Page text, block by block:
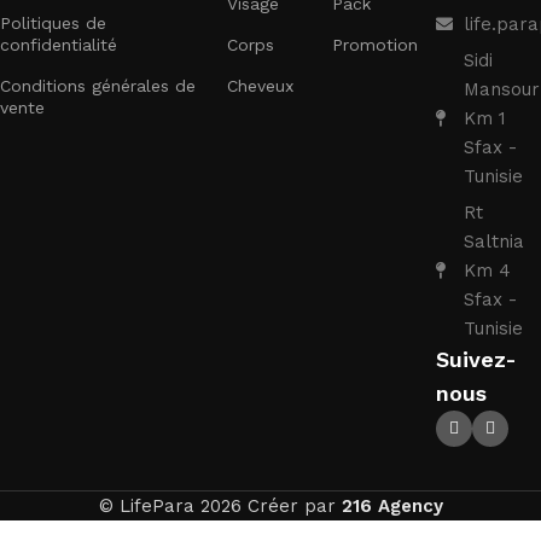
Politiques de
confidentialité
Conditions générales de
vente
Corps
Cheveux
Promotion
Sidi
Mansour
Km 1
Sfax -
Tunisie
Rt
Saltnia
Km 4
Sfax -
Tunisie
Suivez-
nous
© LifePara 2026 Créer par 216 Agency